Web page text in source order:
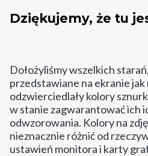
Dziękujemy, że tu
Dołożyliśmy wszelkich
przedstawiane na ekranie jak
odzwierciedlały kolory
w stanie zagwarantować ich
odwzorowania. Kolory na
nieznacznie różnić od
ustawień monitora i karty